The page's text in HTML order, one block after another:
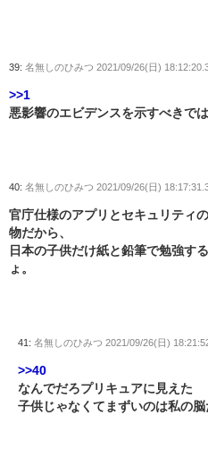
39: 名無しのひみつ 2021/09/26(日)
>>1
悪影響のエビデンスを示すべきで
40: 名無しのひみつ 2021/09/26(日)
官庁仕様のアプリとセキュリティ
物だから、
日本の子供だけ紙と鉛筆で勉強す
ょ。
41: 名無しのひみつ 2021/09/26(日)
>>40
なんでだろプリキュアに見えた
子供じゃなくてまずいのは私の脳